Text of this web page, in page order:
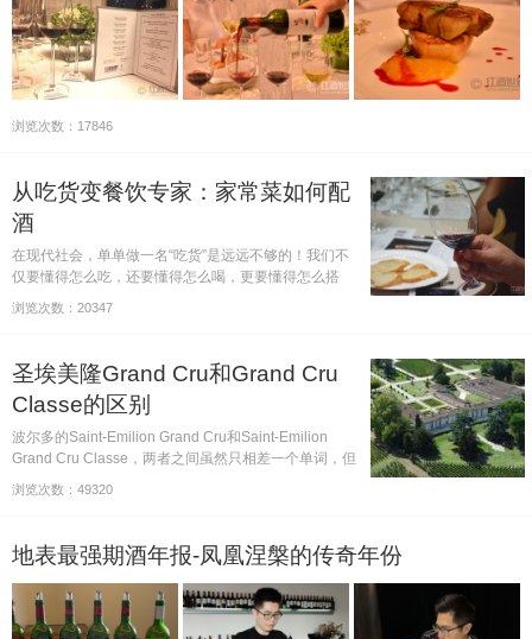
浏览次数：17846
从吃货变餐饮专家：家常菜如何配
酒
在现代社会，单单做一名“吃货”是远远不够的！我们不
仅要懂得怎么吃，还要懂得怎么喝，更要懂得怎么搭
配“吃&喝”！下面为你介绍7种常见美食应该如何搭配葡
萄酒，让你从普通吃货晋升为优雅时髦的餐饮专家！
浏览次数：20347
圣埃美隆Grand Cru和Grand Cru
Classe的区别
波尔多的Saint-Emilion Grand Cru和Saint-Emilion
Grand Cru Classe，两者之间虽然只相差一个单词，但
是它们的意思却大相径庭。
浏览次数：49320
地表最强期酒年报-凤凰涅槃的传奇年份